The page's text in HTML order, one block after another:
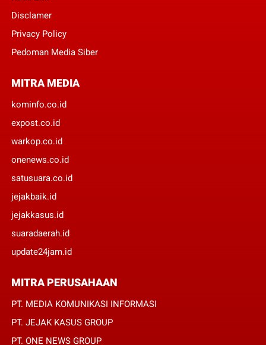
Disclamer
Privacy Policy
Pedoman Media Siber
MITRA MEDIA
kominfo.co.id
expost.co.id
warkop.co.id
onenews.co.id
satusuara.co.id
jejakbaik.id
jejakkasus.id
suaradaerah.id
update24jam.id
MITRA PERUSAHAAN
PT. MEDIA KOMUNIKASI INFORMASI
PT. JEJAK KASUS GROUP
PT. ONE NEWS GROUP